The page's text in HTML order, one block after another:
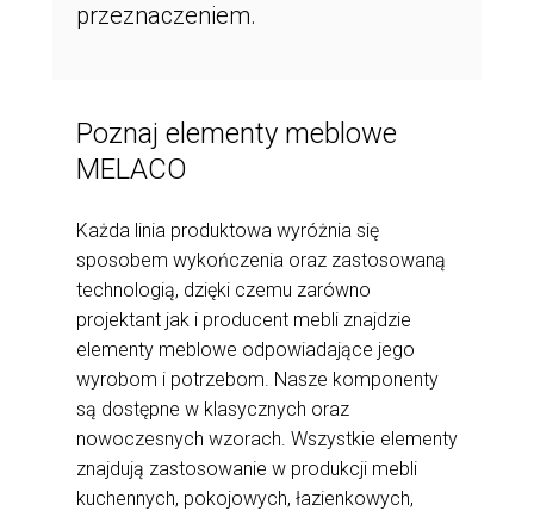
przeznaczeniem.
Poznaj elementy meblowe
MELACO
Każda linia produktowa wyróżnia się
sposobem wykończenia oraz zastosowaną
technologią, dzięki czemu zarówno
projektant jak i producent mebli znajdzie
elementy meblowe odpowiadające jego
wyrobom i potrzebom. Nasze komponenty
są dostępne w klasycznych oraz
nowoczesnych wzorach. Wszystkie elementy
znajdują zastosowanie w produkcji mebli
kuchennych, pokojowych, łazienkowych,